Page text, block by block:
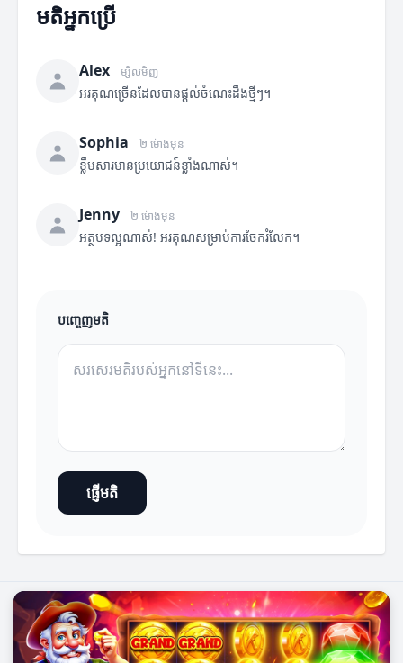
មតិអ្នកប្រើ
Alex ម្សិលមិញ
អរគុណច្រើនដែលបានផ្តល់ចំណេះដឹងថ្មីៗ។
Sophia ២ ម៉ោងមុន
ខ្លឹមសារមានប្រយោជន៍ខ្លាំងណាស់។
Jenny ២ ម៉ោងមុន
អត្ថបទល្អណាស់! អរគុណសម្រាប់ការចែករំលែក។
បញ្ចេញមតិ
ផ្ញើមតិ